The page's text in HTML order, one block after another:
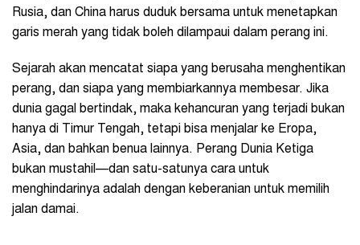
Rusia, dan China harus duduk bersama untuk menetapkan
garis merah yang tidak boleh dilampaui dalam perang ini.
Sejarah akan mencatat siapa yang berusaha menghentikan
perang, dan siapa yang membiarkannya membesar. Jika
dunia gagal bertindak, maka kehancuran yang terjadi bukan
hanya di Timur Tengah, tetapi bisa menjalar ke Eropa,
Asia, dan bahkan benua lainnya. Perang Dunia Ketiga
bukan mustahil—dan satu-satunya cara untuk
menghindarinya adalah dengan keberanian untuk memilih
jalan damai.